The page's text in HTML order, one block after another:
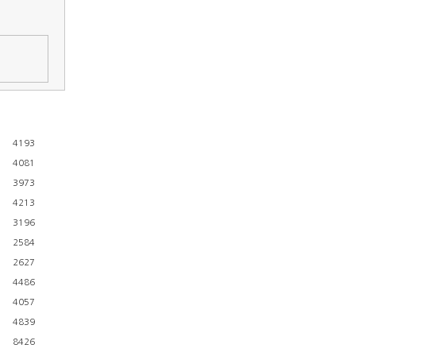
4193
4081
3973
4213
3196
2584
2627
4486
4057
4839
8426